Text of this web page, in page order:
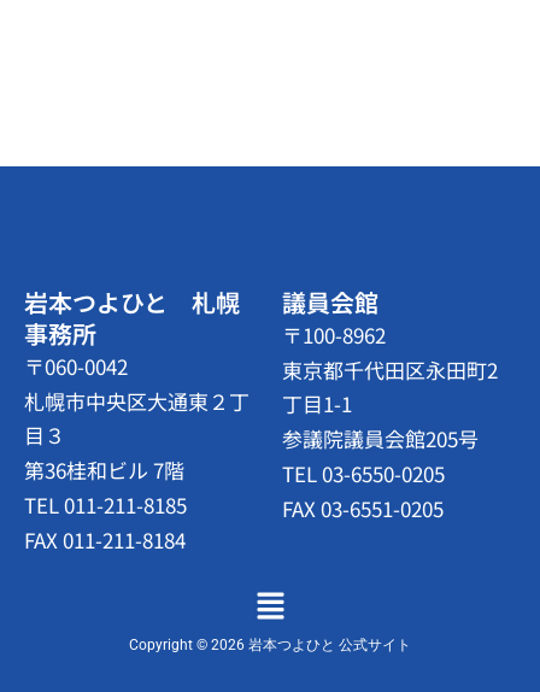
岩本つよひと 札幌
事務所
〒060-0042
札幌市中央区大通東２丁
目３
第36桂和ビル 7階
TEL 011-211-8185
FAX 011-211-8184
議員会館
〒100-8962
東京都千代田区永田町2
丁目1-1
参議院議員会館205号
TEL 03-6550-0205
FAX 03-6551-0205
メ
ニ
ュ
Copyright © 2026 岩本つよひと 公式サイト